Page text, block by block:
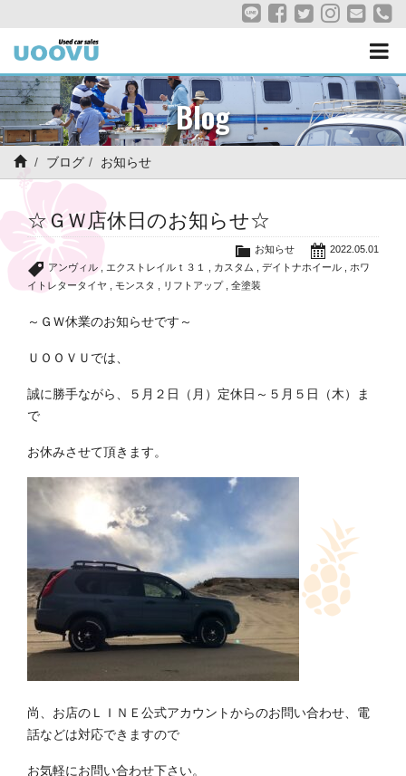
Blog
ブログ お知らせ
☆ＧＷ店休日のお知らせ☆
2022.05.01
お知らせ
アンヴィル
エクストレイルｔ３１ カスタム デイトナホイール
ホワ
イトレタータイヤ
モンスタ リフトアップ, 全塗装
～ＧＷ休業のお知らせです～
ＵＯＯＶＵでは、
誠に勝手ながら、５月２日（月）定休日～５月５日（木）ま
で
お休みさせて頂きます。
尚、お店のＬＩＮＥ公式アカウントからのお問い合わせ、電
話などは対応できますので
お気軽にお問い合わせ下さい。